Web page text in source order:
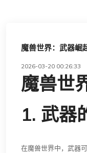
魔兽世界：武器崛
2026-03-20 00:26:33
魔兽世
1. 武器
在魔兽世界中，武器